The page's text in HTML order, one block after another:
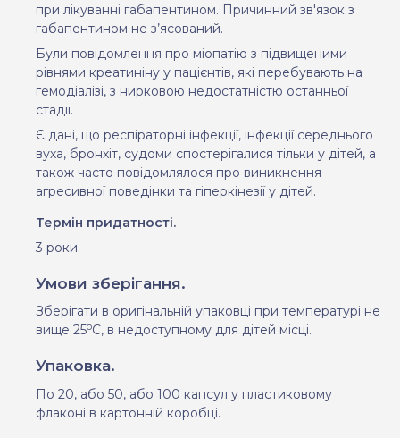
при лікуванні габапентином. Причинний зв'язок з
габапентином не з’ясований.
Були повідомлення про міопатію з підвищеними
рівнями креатиніну у пацієнтів, які перебувають на
гемодіалізі, з нирковою недостатністю останньої
стадії.
Є дані, що респіраторні інфекції, інфекції середнього
вуха, бронхіт, судоми спостерігалися тільки у дітей, а
також часто повідомлялося про виникнення
агресивної поведінки та гіперкінезії у дітей.
Термін придатності.
3 роки.
Умови зберігання.
Зберігати в оригінальній упаковці при температурі не
вище 25оС, в недоступному для дітей місці.
Упаковка.
По 20, або 50, або 100 капсул у пластиковому
флаконі в картонній коробці.